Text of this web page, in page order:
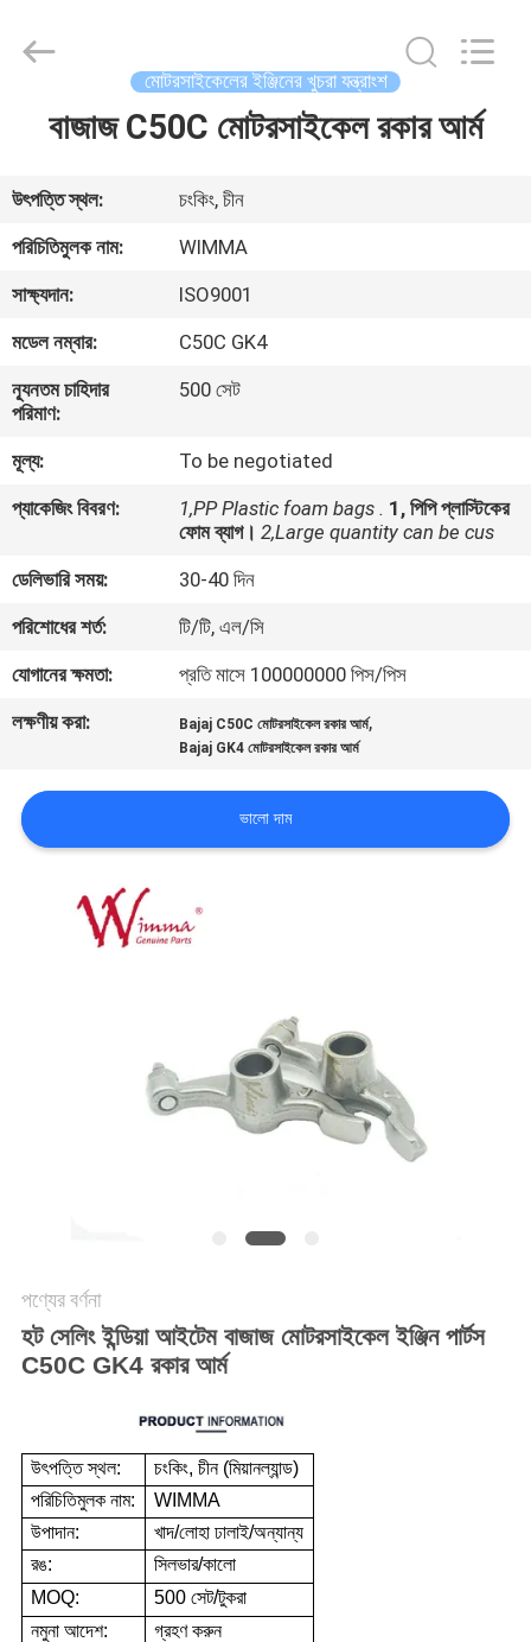
পণ্য
ভিডিও
আমাদের
সম্বন্ধে
কারখানা
পরিদর্শন
গুণমান
নিয়ন্ত্রণ
খবর
একটি
উদ্ধৃতি
Parts
Reserved.
মোটরসাইকেলের ইঞ্জিনের খুচরা যন্ত্রাংশ
বাজাজ C50C মোটরসাইকেল রকার আর্ম
উৎপত্তি স্থল:
চংকিং, চীন
পরিচিতিমুলক নাম:
WIMMA
সাক্ষ্যদান:
ISO9001
মডেল নম্বার:
C50C GK4
ন্যূনতম চাহিদার
পরিমাণ:
500 সেট
মূল্য:
To be negotiated
প্যাকেজিং বিবরণ:
1,PP Plastic foam bags . 1, পিপি প্লাস্টিকের
ফোম ব্যাগ। 2,Large quantity can be cus
ডেলিভারি সময়:
30-40 দিন
পরিশোধের শর্ত:
টি/টি, এল/সি
যোগানের ক্ষমতা:
প্রতি মাসে 100000000 পিস/পিস
লক্ষণীয় করা:
Bajaj C50C মোটরসাইকেল রকার আর্ম,
Bajaj GK4 মোটরসাইকেল রকার আর্ম
ভালো দাম
পণ্যের বর্ণনা
হট সেলিং ইন্ডিয়া আইটেম বাজাজ মোটরসাইকেল ইঞ্জিন পার্টস
C50C GK4 রকার আর্ম
উৎপত্তি স্থল:
চংকিং, চীন (মিয়ানল্যান্ড)
পরিচিতিমুলক নাম:
WIMMA
উপাদান:
খাদ/লোহা ঢালাই/অন্যান্য
রঙ:
সিলভার/কালো
MOQ:
500 সেট/টুকরা
নমুনা আদেশ:
গ্রহণ করুন